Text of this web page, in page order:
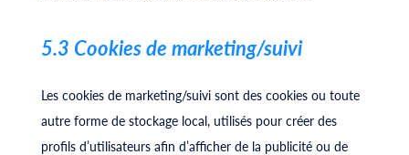
5.3 Cookies de marketing/suivi
Les cookies de marketing/suivi sont des cookies ou toute
autre forme de stockage local, utilisés pour créer des
profils d’utilisateurs afin d’afficher de la publicité ou de